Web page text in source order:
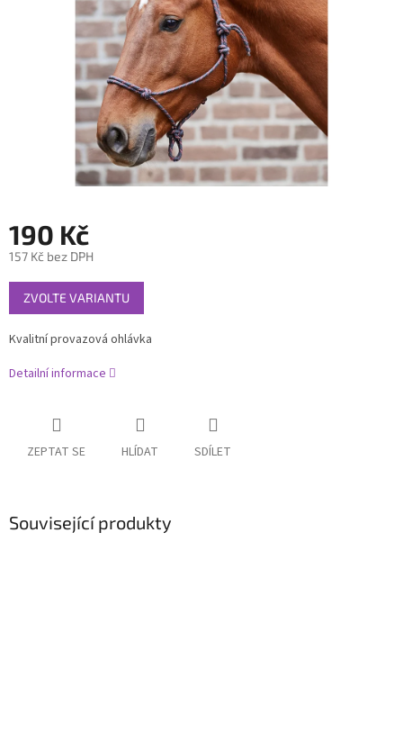
190 Kč
157 Kč bez DPH
Měrná
cena:
ZVOLTE VARIANTU
Kvalitní provazová ohlávka
Detailní informace
ZEPTAT SE HLÍDAT SDÍLET
Související produkty